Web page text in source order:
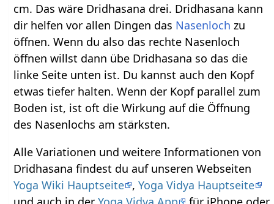
cm. Das wäre Dridhasana drei. Dridhasana kann
dir helfen vor allen Dingen das Nasenloch zu
öffnen. Wenn du also das rechte Nasenloch
öffnen willst dann übe Dridhasana so das die
linke Seite unten ist. Du kannst auch den Kopf
etwas tiefer halten. Wenn der Kopf parallel zum
Boden ist, ist oft die Wirkung auf die Öffnung
des Nasenlochs am stärksten.
Alle Variationen und weitere Informationen von
Dridhasana findest du auf unseren Webseiten
Yoga Wiki Hauptseite ,Yoga Vidya Hauptseite